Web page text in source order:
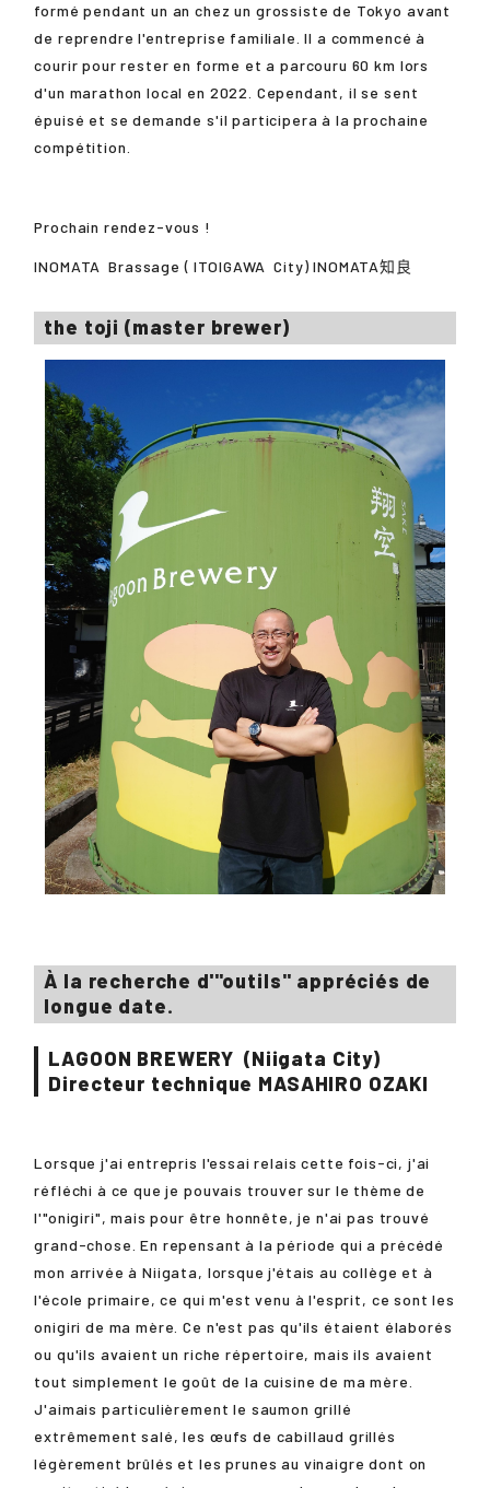
formé pendant un an chez un grossiste de Tokyo avant
de reprendre l'entreprise familiale. Il a commencé à
courir pour rester en forme et a parcouru 60 km lors
d'un marathon local en 2022. Cependant, il se sent
épuisé et se demande s'il participera à la prochaine
compétition.
Prochain rendez-vous !
INOMATA Brassage (ITOIGAWA City)INOMATA知良
the toji (master brewer)
À la recherche d'"outils" appréciés de
longue date.
LAGOON BREWERY (Niigata City)
Directeur technique MASAHIRO OZAKI
Lorsque j'ai entrepris l'essai relais cette fois-ci, j'ai
réfléchi à ce que je pouvais trouver sur le thème de
l'"onigiri", mais pour être honnête, je n'ai pas trouvé
grand-chose. En repensant à la période qui a précédé
mon arrivée à Niigata, lorsque j'étais au collège et à
l'école primaire, ce qui m'est venu à l'esprit, ce sont les
onigiri de ma mère. Ce n'est pas qu'ils étaient élaborés
ou qu'ils avaient un riche répertoire, mais ils avaient
tout simplement le goût de la cuisine de ma mère.
J'aimais particulièrement le saumon grillé
extrêmement salé, les œufs de cabillaud grillés
légèrement brûlés et les prunes au vinaigre dont on